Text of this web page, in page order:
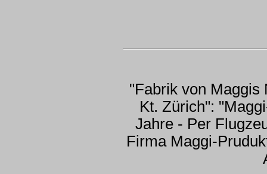
"Fabrik von Maggis
Kt. Zürich":
Jahre - Per
Firma Maggi-